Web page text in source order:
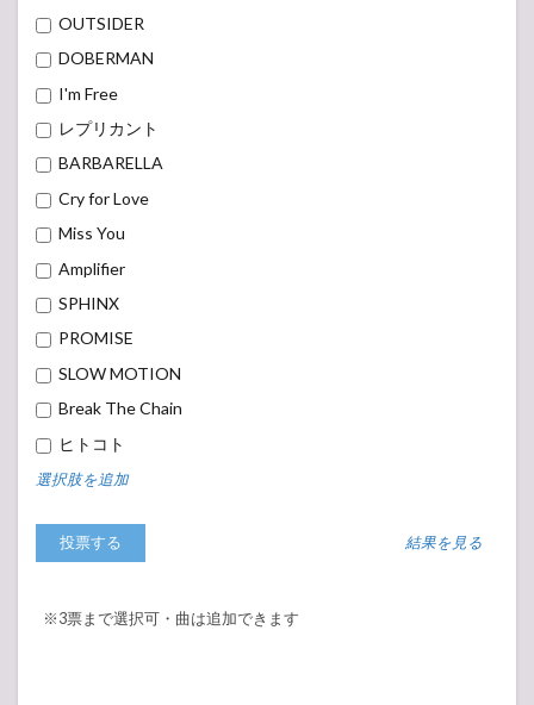
OUTSIDER
DOBERMAN
I'm Free
レプリカント
BARBARELLA
Cry for Love
Miss You
Amplifier
SPHINX
PROMISE
SLOW MOTION
Break The Chain
ヒトコト
選択肢を追加
結果を見る
※3票まで選択可・曲は追加できます